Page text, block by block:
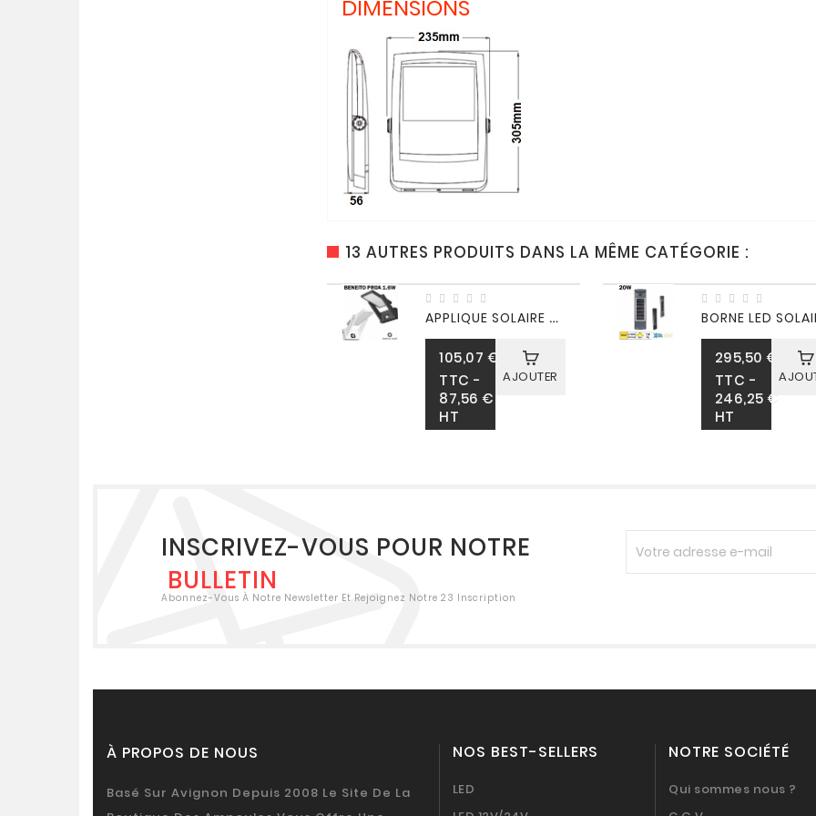
DIMENSIONS
13 AUTRES PRODUITS DANS LA MÊME CATÉGORIE :
A
PPLIQUE SOLAIRE BENEITO PROA 1.6W...
105,07 €
Prix
TTC -
87,56 €
HT
AJOUTER
295,50 €
Prix
TTC -
246,25 €
HT
INSCRIVEZ-VOUS POUR NOTRE
BULLETIN
Abonnez-Vous À Notre Newsletter Et Rejoignez Notre 23 Inscription
À PROPOS DE NOUS
Basé Sur Avignon Depuis 2008 Le Site De La
NOS BEST-SELLERS
LED
NOTRE SOCIÉTÉ
Qui sommes nous ?